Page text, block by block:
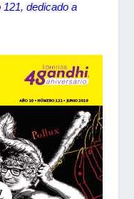
dedicado a